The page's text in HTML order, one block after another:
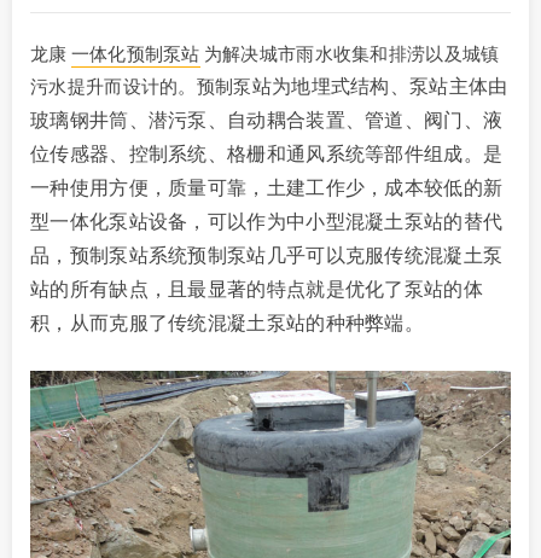
龙康 一体化预制泵站 为解决城市雨水收集和排涝以及城镇
污水提升而设计的。预制泵站为地埋式结构、泵站主体由
玻璃钢井筒、潜污泵、自动耦合装置、管道、阀门、液
位传感器、控制系统、格栅和通风系统等部件组成。是
一种使用方便，质量可靠，土建工作少，成本较低的新
型一体化泵站设备，可以作为中小型混凝土泵站的替代
品，预制泵站系统预制泵站几乎可以克服传统混凝土泵
站的所有缺点，且最显著的特点就是优化了泵站的体
积，从而克服了传统混凝土泵站的种种弊端。